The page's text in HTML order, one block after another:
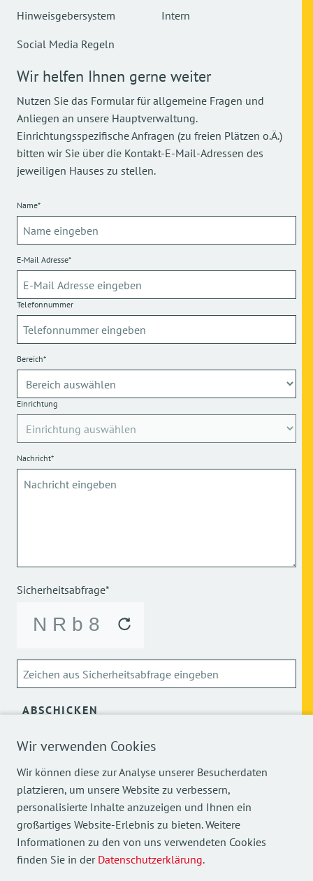
Wir verwenden Cookies
Wir können diese zur Analyse unserer Besucherdaten
platzieren, um unsere Website zu verbessern,
personalisierte Inhalte anzuzeigen und Ihnen ein
großartiges Website-Erlebnis zu bieten. Weitere
Informationen zu den von uns verwendeten Cookies
finden Sie in der Datenschutzerklärung.
Hinweisgebersystem
Social Media Regeln
Intern
Wir helfen Ihnen gerne weiter
Nutzen Sie das Formular für allgemeine Fragen und
Anliegen an unsere Hauptverwaltung.
Einrichtungsspezifische Anfragen (zu freien Plätzen o.Ä.)
bitten wir Sie über die Kontakt-E-Mail-Adressen des
jeweiligen Hauses zu stellen.
Name*
E-Mail Adresse*
Telefonnummer
Bereich*
Einrichtung
Nachricht*
Sicherheitsabfrage*
ABSCHICKEN
Über die Verarbeitung meiner personenbezogenen Daten
Mehr Einblicke in unsere Arbeit finden Sie auch auf